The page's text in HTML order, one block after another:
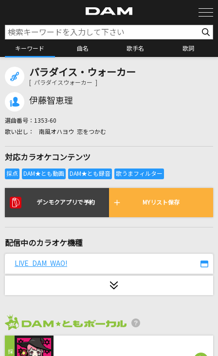
キーワード 曲名 歌手名 歌詞
カラオケ検索
全国りれき
リアルタイムで歌われている曲の一覧
奏(かなで)
First Christmas feat. JUNON (BE:FIRST)
ちゃんみな
パラダイス・ウォーカー
[ パラダイスウォーカー ]
伊藤智恵理
選曲番号： 1353-60
南風オハヨウ 恋をつかむ
対応カラオケコンテンツ
デンモクアプリで予約 MYリスト保存
配信中のカラオケ機種
LIVE DAM WAO!